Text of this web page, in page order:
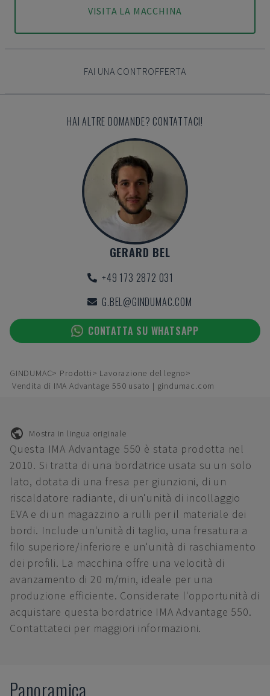
VISITA LA MACCHINA
FAI UNA CONTROFFERTA
HAI ALTRE DOMANDE? CONTATTACI!
GERARD BEL
+49 173 2872 031
G.BEL@GINDUMAC.COM
CONTATTA SU WHATSAPP
GINDUMAC Prodotti
Lavorazione del legno
Vendita di IMA Advantage 550 usato | gindumac.com
Mostra in lingua originale
Questa IMA Advantage 550 è stata prodotta nel
2010. Si tratta di una bordatrice usata su un solo
lato, dotata di una fresa per giunzioni, di un
riscaldatore radiante, di un'unità di incollaggio
EVA e di un magazzino a rulli per il materiale dei
bordi. Include un'unità di taglio, una fresatura a
filo superiore/inferiore e un'unità di raschiamento
dei profili. La macchina offre una velocità di
avanzamento di 20 m/min, ideale per una
produzione efficiente. Considerate l'opportunità di
acquistare questa bordatrice IMA Advantage 550.
Contattateci per maggiori informazioni.
Panoramica